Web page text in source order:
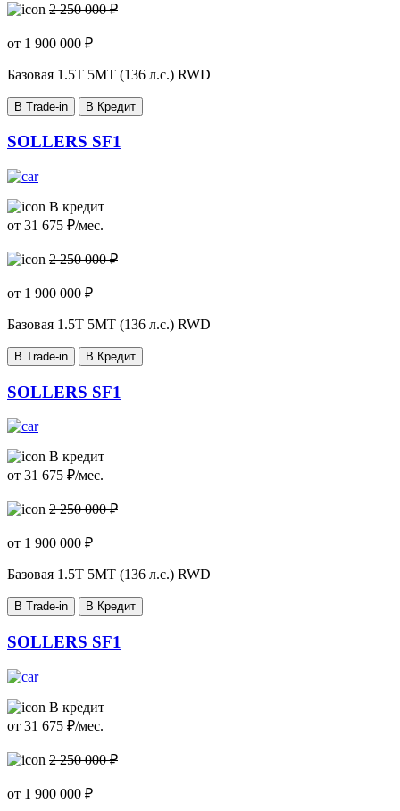
2 250 000 ₽
от 1 900 000 ₽
Базовая 1.5T 5MT (136 л.с.) RWD
В Trade-in В Кредит
SOLLERS SF1
В кредит
от 31 675 ₽/мес.
2 250 000 ₽
от 1 900 000 ₽
Базовая 1.5T 5MT (136 л.с.) RWD
В Trade-in В Кредит
SOLLERS SF1
В кредит
от 31 675 ₽/мес.
2 250 000 ₽
от 1 900 000 ₽
Базовая 1.5T 5MT (136 л.с.) RWD
В Trade-in В Кредит
SOLLERS SF1
В кредит
от 31 675 ₽/мес.
2 250 000 ₽
от 1 900 000 ₽